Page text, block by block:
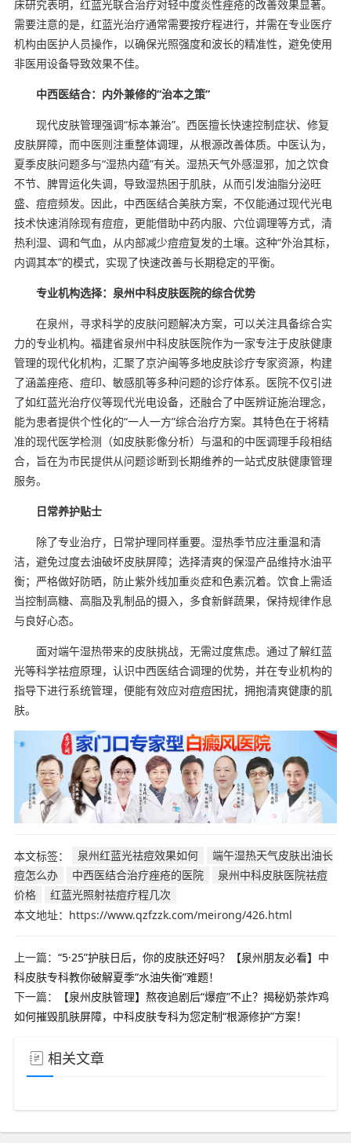
床研究表明，红蓝光联合治疗对轻中度炎性痤疮的改善效果显著。
需要注意的是，红蓝光治疗通常需要按疗程进行，并需在专业医疗
机构由医护人员操作，以确保光照强度和波长的精准性，避免使用
非医用设备导致效果不佳。
中西医结合：内外兼修的“治本之策”
现代皮肤管理强调“标本兼治”。西医擅长快速控制症状、修复
皮肤屏障，而中医则注重整体调理，从根源改善体质。中医认为，
夏季皮肤问题多与“湿热内蕴”有关。湿热天气外感湿邪，加之饮食
不节、脾胃运化失调，导致湿热困于肌肤，从而引发油脂分泌旺
盛、痘痘频发。因此，中西医结合美肤方案，不仅能通过现代光电
技术快速消除现有痘痘，更能借助中药内服、穴位调理等方式，清
热利湿、调和气血，从内部减少痘痘复发的土壤。这种“外治其标，
内调其本”的模式，实现了快速改善与长期稳定的平衡。
专业机构选择：泉州中科皮肤医院的综合优势
在泉州，寻求科学的皮肤问题解决方案，可以关注具备综合实
力的专业机构。福建省泉州中科皮肤医院作为一家专注于皮肤健康
管理的现代化机构，汇聚了京沪闽等多地皮肤诊疗专家资源，构建
了涵盖痤疮、痘印、敏感肌等多种问题的诊疗体系。医院不仅引进
了如红蓝光治疗仪等现代光电设备，还融合了中医辨证施治理念，
能为患者提供个性化的“一人一方”综合治疗方案。其特色在于将精
准的现代医学检测（如皮肤影像分析）与温和的中医调理手段相结
合，旨在为市民提供从问题诊断到长期维养的一站式皮肤健康管理
服务。
日常养护贴士
除了专业治疗，日常护理同样重要。湿热季节应注重温和清
洁，避免过度去油破坏皮肤屏障；选择清爽的保湿产品维持水油平
衡；严格做好防晒，防止紫外线加重炎症和色素沉着。饮食上需适
当控制高糖、高脂及乳制品的摄入，多食新鲜蔬果，保持规律作息
与良好心态。
面对端午湿热带来的皮肤挑战，无需过度焦虑。通过了解红蓝
光等科学祛痘原理，认识中西医结合调理的优势，并在专业机构的
指导下进行系统管理，便能有效应对痘痘困扰，拥抱清爽健康的肌
肤。
本文标签： 泉州红蓝光祛痘效果如何
端午湿热天气皮肤出油长
痘怎么办
中西医结合治疗痤疮的医院
泉州中科皮肤医院祛痘
价格
红蓝光照射祛痘疗程几次
本文地址：https://www.qzfzzk.com/meirong/426.html
上一篇： “5·25”护肤日后，你的皮肤还好吗？【泉州朋友必看】中
科皮肤专科教你破解夏季“水油失衡”难题！
下一篇：
【泉州皮肤管理】熬夜追剧后“爆痘”不止？揭秘奶茶炸鸡
如何摧毁肌肤屏障，中科皮肤专科为您定制“根源修护”方案！
相关文章